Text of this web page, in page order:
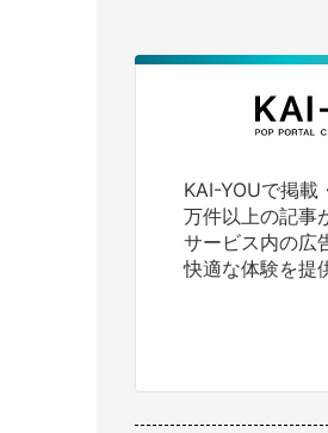
KAI-YOUで掲載
万件以上の記事
サービス内の広
快適な体験を提